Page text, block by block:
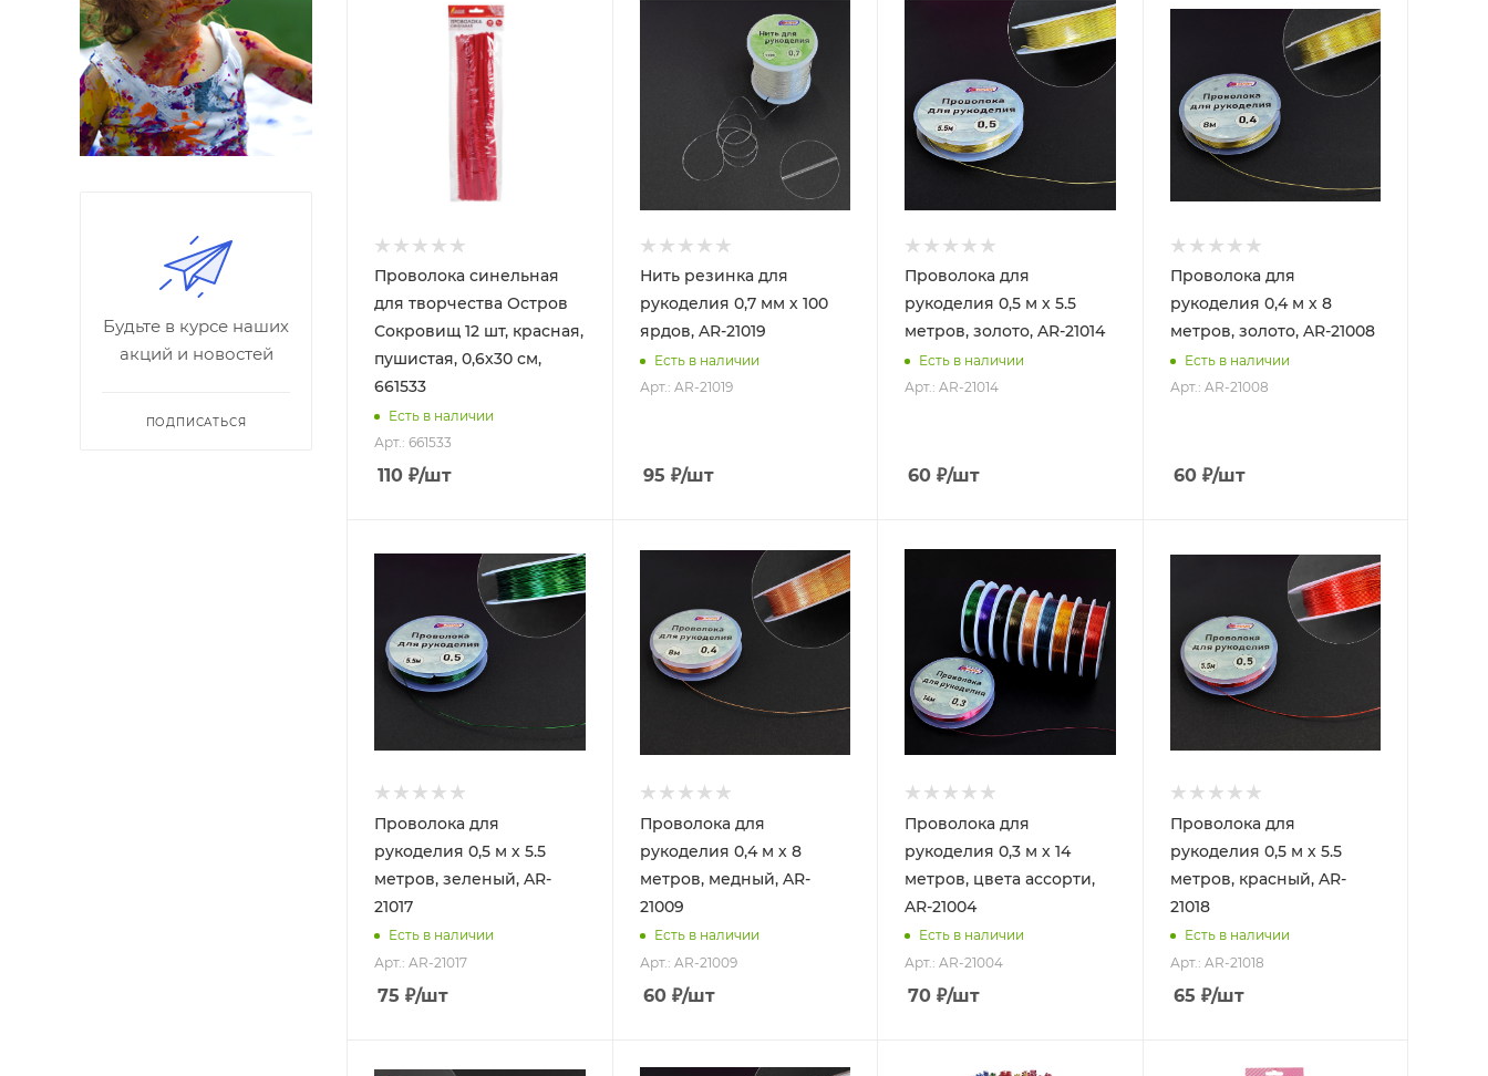
Проволока синельная
для творчества Остров
Сокровищ 12 шт, красная,
пушистая, 0,6х30 см,
661533
Есть в наличии
Арт.: 661533
110 ₽/шт
Нить резинка для
рукоделия 0,7 мм х 100
ярдов, AR-21019
Есть в наличии
Арт.: AR-21019
95 ₽/шт
Проволока для
рукоделия 0,5 м х 5.5
метров, золото, AR-21014
Есть в наличии
Арт.: AR-21014
60 ₽/шт
Проволока для
рукоделия 0,4 м х 8
метров, золото, AR-21008
Есть в наличии
Арт.: AR-21008
60₽/шт
Проволока для
рукоделия 0,5 м х 5.5
метров, зеленый, AR-
21017
Есть в наличии
Арт.: AR-21017
75 ₽/шт
Проволока для
рукоделия 0,4 м х 8
метров, медный, AR-
21009
Есть в наличии
Арт.: AR-21009
60₽/шт
Проволока для
рукоделия 0,3 м х 14
метров, цвета ассорти,
AR-21004
Есть в наличии
Арт.: AR-21004
70 ₽/шт
Проволока для
рукоделия 0,5 м х 5.5
метров, красный, AR-
21018
Есть в наличии
Арт.: AR-21018
65 ₽/шт
Будьте в курсе наших
акций и новостей
ПОДПИСАТЬСЯ